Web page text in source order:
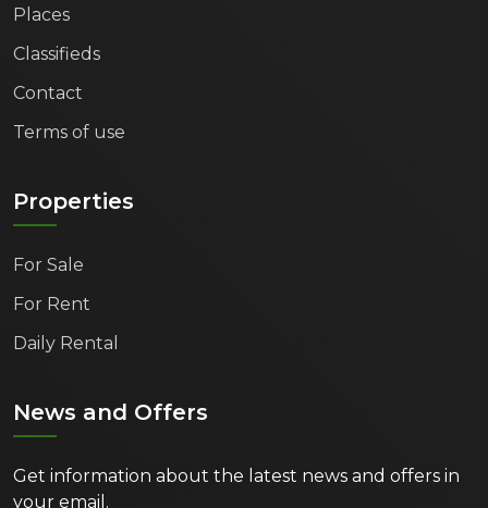
Places
Classifieds
Contact
Terms of use
Properties
For Sale
For Rent
Daily Rental
News and Offers
Get information about the latest news and offers in
your email.